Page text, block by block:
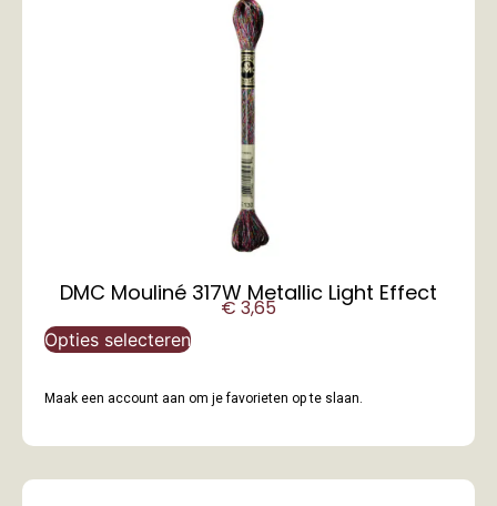
DMC Mouliné 317W Metallic Light Effect
€3,65
Opties selecteren
Maak een account aan om je favorieten op te slaan.